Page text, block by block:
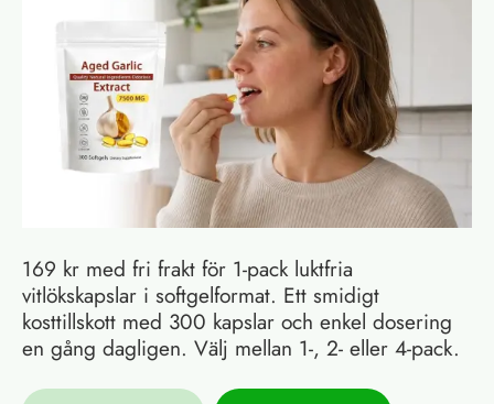
169 kr med fri frakt för 1-pack luktfria
vitlökskapslar i softgelformat. Ett smidigt
kosttillskott med 300 kapslar och enkel dosering
en gång dagligen. Välj mellan 1-, 2- eller 4-pack.